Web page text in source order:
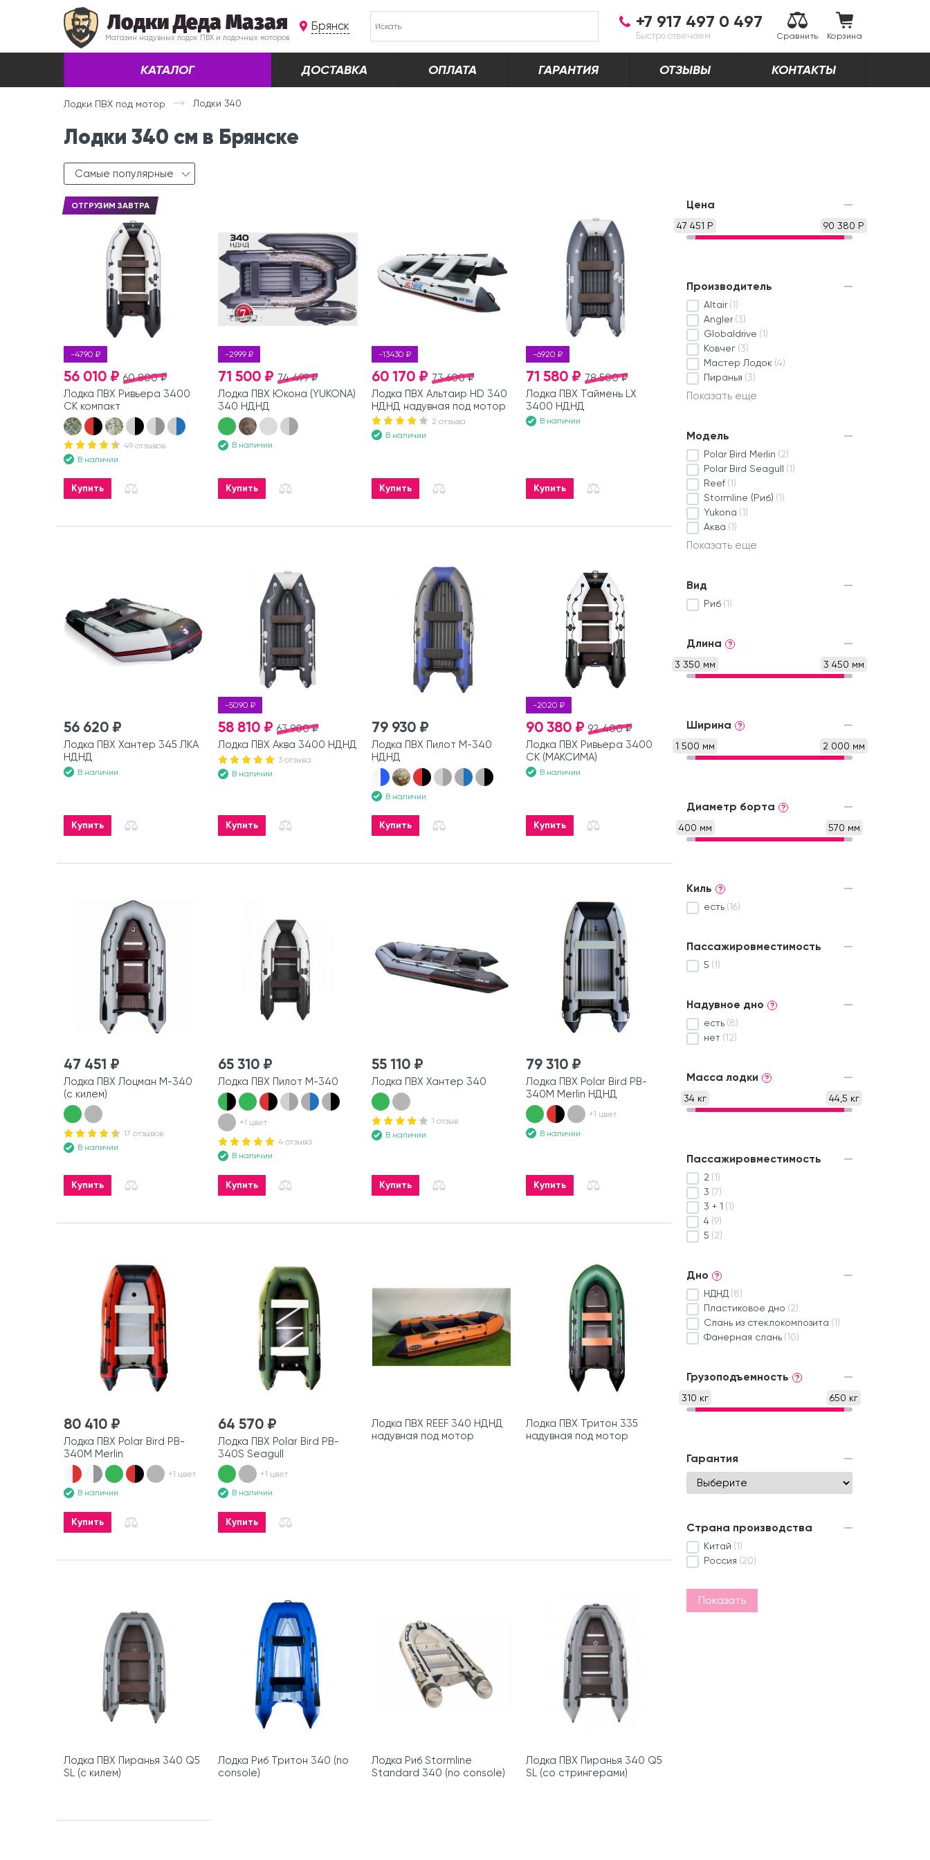
Лодки Деда Мазая
Магазин надувных лодок ПВХ и лодочных моторов
Брянск +7 917 497 0 497
Быстро отвечаем Сравнить Корзина
КАТАЛОГ ДОСТАВКА ОПЛАТА ГАРАНТИЯ ОТЗЫВЫ КОНТАКТЫ
Лодки ПВХ под мотор Лодки 340
Лодки 340 см в Брянске
Самые популярные
-4790 ₽
ОТГРУЗИМ ЗАВТРА
60 800 ₽
56 010 ₽
Лодка ПВХ Ривьера 3400
СК компакт
49 отзывов
В наличии
Купить
-2999 ₽
74 499 ₽
71 500 ₽
Лодка ПВХ Юкона (YUKONA)
340 НДНД
В наличии
Купить
-13430 ₽
73 600 ₽
60 170 ₽
Лодка ПВХ Альтаир HD 340
НДНД надувная под мотор
2 отзыва
В наличии
Купить
-6920 ₽
78 500 ₽
71 580 ₽
Лодка ПВХ Таймень LX
3400 НДНД
В наличии
Купить
56 620 ₽
Лодка ПВХ Хантер 345 ЛКА
НДНД
В наличии
Купить
-5090 ₽
63 900 ₽
58 810 ₽
Лодка ПВХ Аква 3400 НДНД
3 отзыва
В наличии
Купить
79 930 ₽
Лодка ПВХ Пилот М-340
НДНД
В наличии
Купить
-2020 ₽
92 400 ₽
90 380 ₽
Лодка ПВХ Ривьера 3400
СК (МАКСИМА)
В наличии
Купить
47 451 ₽
Лодка ПВХ Лоцман М-340
(с килем)
17 отзывов
В наличии
Купить
65 310 ₽
Лодка ПВХ Пилот М-340
+1 цвет
4 отзыва
В наличии
Купить
55 110 ₽
Лодка ПВХ Хантер 340
1 отзыв
В наличии
Купить
79 310 ₽
Лодка ПВХ Polar Bird PB-
340M Merlin НДНД
+1 цвет
В наличии
Купить
80 410 ₽
Лодка ПВХ Polar Bird PB-
340M Merlin
+1 цвет
В наличии
Купить
64 570 ₽
Лодка ПВХ Polar Bird PB-
340S Seagull
+1 цвет
В наличии
Купить
Лодка ПВХ REEF 340 НДНД
надувная под мотор
Лодка ПВХ Тритон 335
надувная под мотор
Лодка ПВХ Пиранья 340 Q5
SL (с килем)
Лодка Риб Тритон 340 (no
console)
Лодка Риб Stormline
Standard 340 (no console)
Лодка ПВХ Пиранья 340 Q5
SL (со стрингерами)
Цена
47 451 Р 90 380 Р
Производитель
Altair (1)
Angler (3)
Globaldrive (1)
Ковчег (3)
Мастер Лодок (4)
Пиранья (3)
Показать еще
Модель
Polar Bird Merlin (2)
Polar Bird Seagull (1)
Reef (1)
Stormline (Риб) (1)
Yukona (1)
Аква (1)
Показать еще
Вид
Риб (1)
Длина ?
3 350 мм 3 450 мм
Ширина ?
1 500 мм 2 000 мм
Диаметр борта ?
400 мм 570 мм
Киль ?
есть (16)
Пассажировместимость
5 (1)
Надувное дно ?
есть (8)
нет (12)
Масса лодки ?
34 кг 44,5 кг
Пассажировместимость
2 (1)
3 (7)
3 + 1 (1)
4 (9)
5 (2)
Дно ?
НДНД (8)
Пластиковое дно (2)
Слань из стеклокомпозита (1)
Фанерная слань (10)
Грузоподъемность ?
310 кг 650 кг
Гарантия
Страна производства
Китай (1)
Россия (20)
Показать